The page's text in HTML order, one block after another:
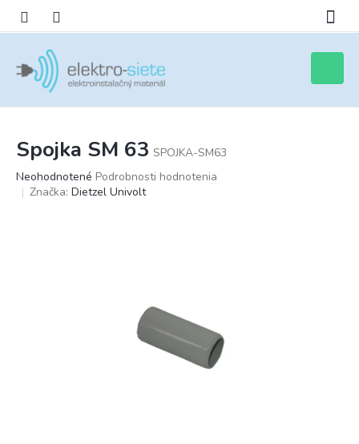
obsah
košík
Spojka SM 63 SPOJKA-SM63
Priemerné
hodnotenie
Neohodnotené Podrobnosti hodnotenia
Značka: Dietzel Univolt